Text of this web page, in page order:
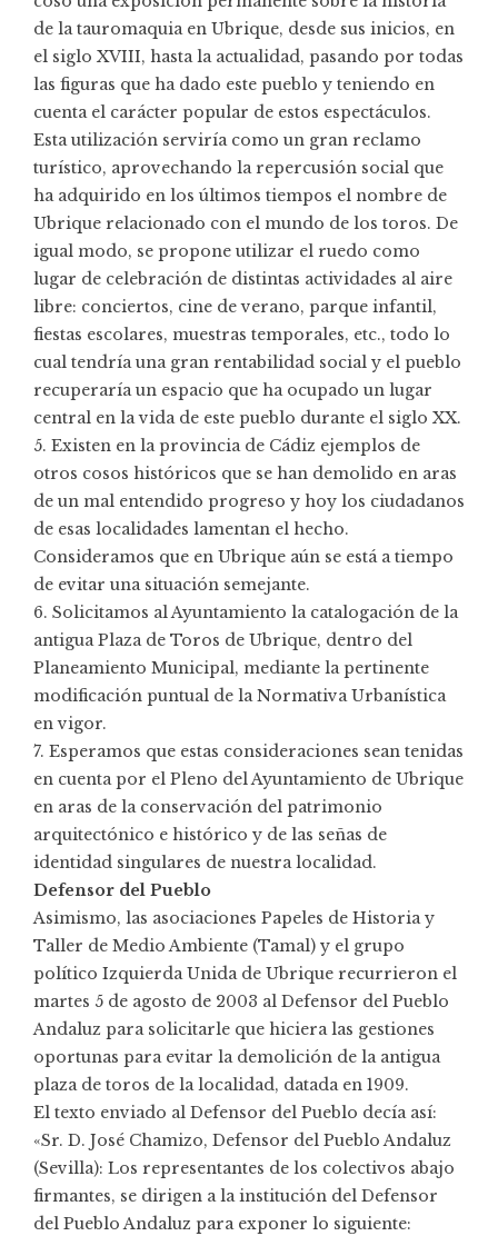
de la tauromaquia en Ubrique, desde sus inicios, en
el siglo XVIII, hasta la actualidad, pasando por todas
las figuras que ha dado este pueblo y teniendo en
cuenta el carácter popular de estos espectáculos.
Esta utilización serviría como un gran reclamo
turístico, aprovechando la repercusión social que
ha adquirido en los últimos tiempos el nombre de
Ubrique relacionado con el mundo de los toros. De
igual modo, se propone utilizar el ruedo como
lugar de celebración de distintas actividades al aire
libre: conciertos, cine de verano, parque infantil,
fiestas escolares, muestras temporales, etc., todo lo
cual tendría una gran rentabilidad social y el pueblo
recuperaría un espacio que ha ocupado un lugar
central en la vida de este pueblo durante el siglo XX.
5. Existen en la provincia de Cádiz ejemplos de
otros cosos históricos que se han demolido en aras
de un mal entendido progreso y hoy los ciudadanos
de esas localidades lamentan el hecho.
Consideramos que en Ubrique aún se está a tiempo
de evitar una situación semejante.
6. Solicitamos al Ayuntamiento la catalogación de la
antigua Plaza de Toros de Ubrique, dentro del
Planeamiento Municipal, mediante la pertinente
modificación puntual de la Normativa Urbanística
en vigor.
7. Esperamos que estas consideraciones sean tenidas
en cuenta por el Pleno del Ayuntamiento de Ubrique
en aras de la conservación del patrimonio
arquitectónico e histórico y de las señas de
identidad singulares de nuestra localidad.
Defensor del Pueblo
Asimismo, las asociaciones Papeles de Historia y
Taller de Medio Ambiente (Tamal) y el grupo
político Izquierda Unida de Ubrique recurrieron el
martes 5 de agosto de 2003 al Defensor del Pueblo
Andaluz para solicitarle que hiciera las gestiones
oportunas para evitar la demolición de la antigua
plaza de toros de la localidad, datada en 1909.
El texto enviado al Defensor del Pueblo decía así:
«Sr. D. José Chamizo, Defensor del Pueblo Andaluz
(Sevilla): Los representantes de los colectivos abajo
firmantes, se dirigen a la institución del Defensor
del Pueblo Andaluz para exponer lo siguiente: